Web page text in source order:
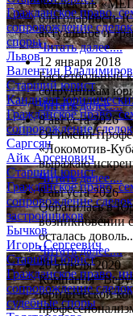
Гражданское право,
сопровождение
споры
Львов
Валентин
Старший юрист
Кандидат
Гражданское право,
сопровождение
Саргсян
Айк Арсенович
Старший юрист
Гражданское право,
сопровождение
застройщиков
Бычков
Игорь Сергеевич
Старший юрист
Гражданское право,
сопровождение
судебные споры
Коллектив
благодарность
актуальное и
Читать далее....
12 января 2018
Баскетбольный
сотрудникам
Читать далее....
8 августа 2026
От имени
«Локомотив-
выражаю
Читать далее....
8 августа 2026
Обратилась в
возникновении
осталась
Читать далее....
20 апреля 2020
Компания
юридической